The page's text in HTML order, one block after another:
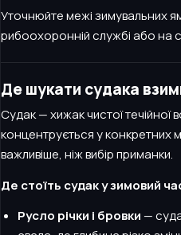
Уточнюйте межі зимувальних
рибоохоронній службі або на
Де шукати судака
Судак — хижак чистої течійної
концентрується у конкретних
важливіше, ніж вибір приманки.
Де стоїть судак у зимовий
Русло річки і бровки —